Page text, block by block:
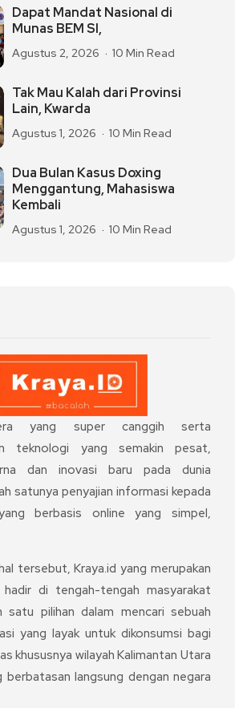
Dapat Mandat Nasional di
Munas BEM SI,
Agustus 2, 2026 10 Min Read
Tak Mau Kalah dari Provinsi
Lain, Kwarda
Agustus 1, 2026 10 Min Read
Dua Bulan Kasus Doxing
Menggantung, Mahasiswa
Kembali
Agustus 1, 2026 10 Min Read
yang super canggih serta
teknologi yang semakin pesat,
dan inovasi baru pada dunia
satunya penyajian informasi kepada
berbasis online yang simpel,
tersebut, Kraya.id yang merupakan
di tengah-tengah masyarakat
satu pilihan dalam mencari sebuah
yang layak untuk dikonsumsi bagi
khususnya wilayah Kalimantan Utara
berbatasan langsung dengan negara